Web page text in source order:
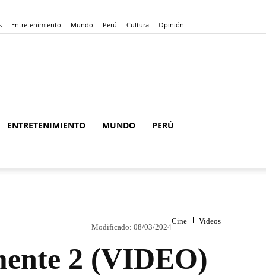
Entretenimiento Mundo Perú Cultura Opinión
ENTRETENIMIENTO MUNDO PERÚ
Cine Videos
Modificado: 08/03/2024
2 (VIDEO)